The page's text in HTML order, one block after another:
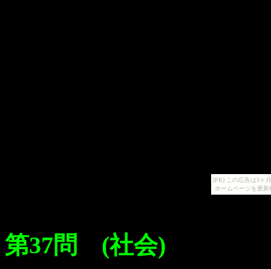
[PR] この広告は3ヶ
ホームページを更
第37問 (社会)